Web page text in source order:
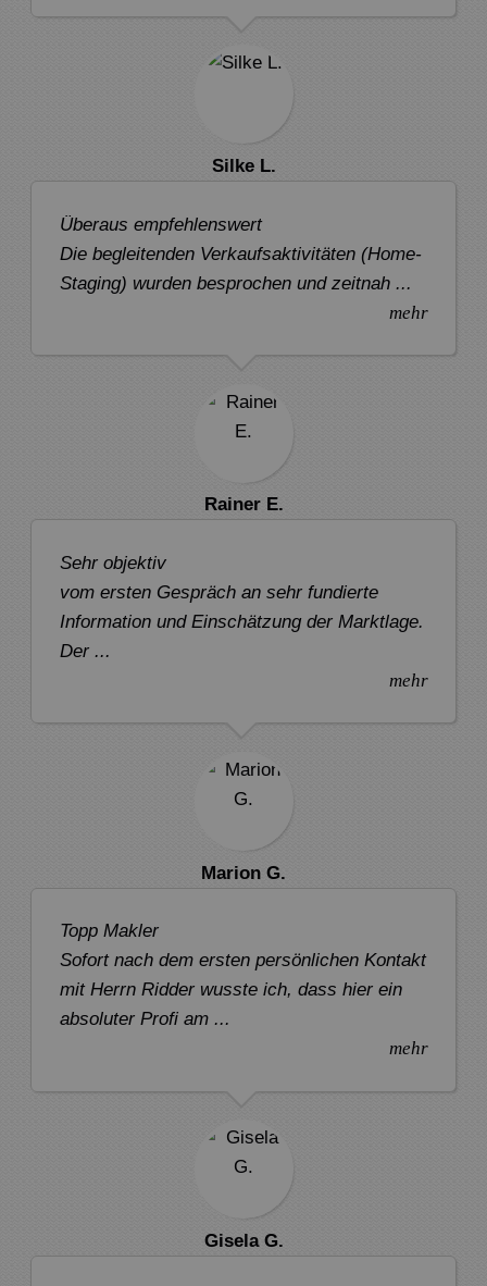
Silke L.
Überaus empfehlenswert
Die begleitenden Verkaufsaktivitäten (Home-
Staging) wurden besprochen und zeitnah ...
mehr
Rainer E.
Sehr objektiv
vom ersten Gespräch an sehr fundierte
Information und Einschätzung der Marktlage.
Der ...
mehr
Marion G.
Topp Makler
Sofort nach dem ersten persönlichen Kontakt
mit Herrn Ridder wusste ich, dass hier ein
absoluter Profi am ...
mehr
Gisela G.